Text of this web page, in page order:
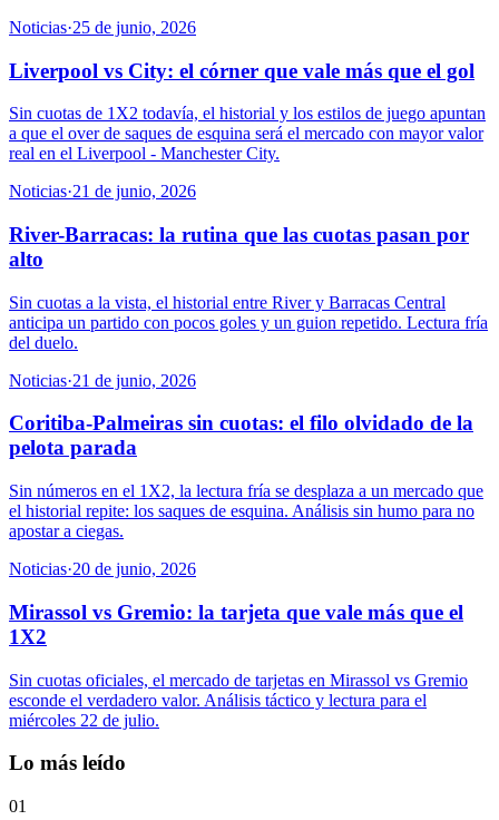
Noticias·25 de junio, 2026
Liverpool vs City: el córner que vale más que el gol
Sin cuotas de 1X2 todavía, el historial y los estilos de juego apuntan
a que el over de saques de esquina será el mercado con mayor valor
real en el Liverpool - Manchester City.
Noticias·21 de junio, 2026
River-Barracas: la rutina que las cuotas pasan por
alto
Sin cuotas a la vista, el historial entre River y Barracas Central
anticipa un partido con pocos goles y un guion repetido. Lectura fría
del duelo.
Noticias·21 de junio, 2026
Coritiba-Palmeiras sin cuotas: el filo olvidado de la
pelota parada
Sin números en el 1X2, la lectura fría se desplaza a un mercado que
el historial repite: los saques de esquina. Análisis sin humo para no
apostar a ciegas.
Noticias·20 de junio, 2026
Mirassol vs Gremio: la tarjeta que vale más que el
1X2
Sin cuotas oficiales, el mercado de tarjetas en Mirassol vs Gremio
esconde el verdadero valor. Análisis táctico y lectura para el
miércoles 22 de julio.
Lo más leído
01